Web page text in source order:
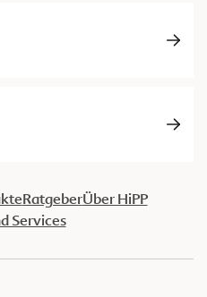
RatgeberÜber HiPP
Services